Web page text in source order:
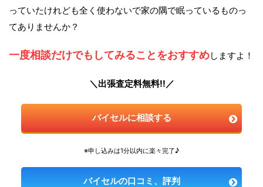
っていたけれども全く使わないで家の隅で眠っているものっ
てありませんか？
一度相談だけでもしてみることをおすすめしますよ！
＼出張査定料無料!!／
バイセルに相談する
※申し込みは1分以内に楽々完了♪
バイセルの口コミ、評判